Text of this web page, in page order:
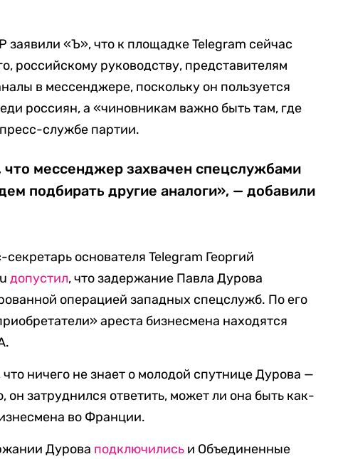
«Ъ», что к площадке Telegram сейчас
российскому руководству, представителям
в мессенджере, поскольку он пользуется
россиян, а «чиновникам важно быть там, где
службе партии.
что мессенджер захвачен спецслужбами
подбирать другие аналоги», — добавили
основателя Telegram Георгий
допустил, что задержание Павла Дурова
операцией западных спецслужб. По его
ареста бизнесмена находятся
ничего не знает о молодой спутнице Дурова —
затруднился ответить, может ли она быть как-
во Франции.
Дурова подключились и Объединенные